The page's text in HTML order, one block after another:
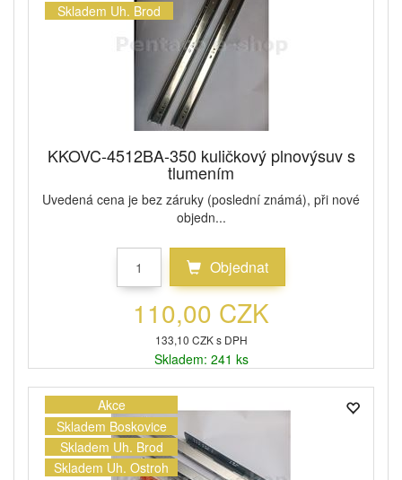
Skladem Uh. Brod
KKOVC-4512BA-350 kuličkový plnovýsuv s
tlumením
Uvedená cena je bez záruky (poslední známá), při nové
objedn...
Objednat
110,00 CZK
133,10 CZK s DPH
Skladem: 241 ks
Akce
Skladem Boskovice
Skladem Uh. Brod
Skladem Uh. Ostroh